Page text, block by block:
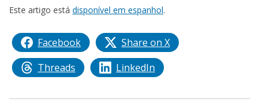
Este artigo está disponível em espanhol.
Facebook
Share on X
Threads
LinkedIn